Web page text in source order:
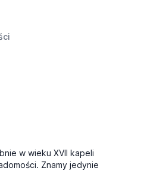
w wieku XVII kapeli
Znamy jedynie